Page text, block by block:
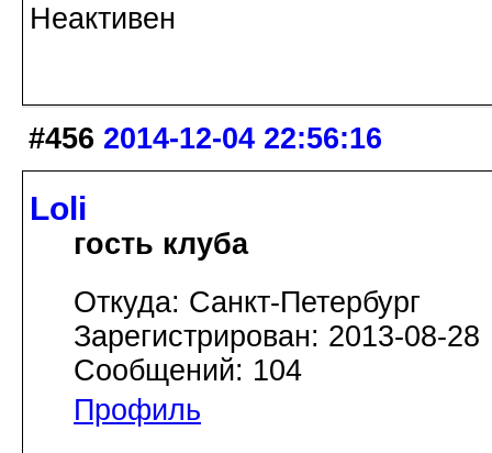
Неактивен
#456 2014-12-04 22:56:16
Loli
гость клуба
Откуда: Санкт-Петербург
Зарегистрирован: 2013-08-28
Сообщений: 104
Профиль